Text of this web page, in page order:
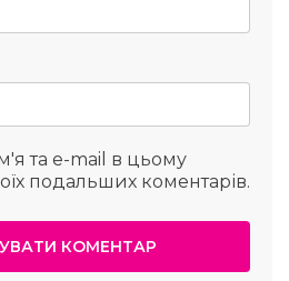
та e-mail в цьому
подальших коментарів.